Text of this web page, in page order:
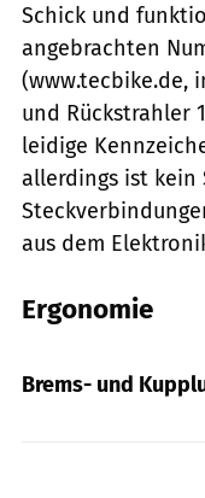
Schick und
angebrachten
(www.tecbike.de,
und Rückstrahler
leidige
allerdings ist kein
aus dem
Ergonomie
Brems- und